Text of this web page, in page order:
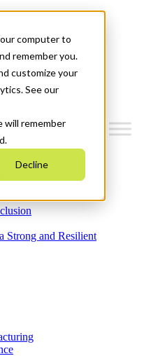
computer to
remember you.
customize your
See our
will remember
Decline
Strong and Resilient